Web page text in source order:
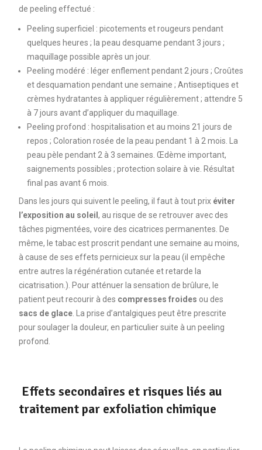
de peeling effectué :
Peeling superficiel : picotements et rougeurs pendant
quelques heures ; la peau desquame pendant 3 jours ;
maquillage possible après un jour.
Peeling modéré : léger enflement pendant 2 jours ; Croûtes
et desquamation pendant une semaine ; Antiseptiques et
crèmes hydratantes à appliquer régulièrement ; attendre 5
à 7 jours avant d’appliquer du maquillage.
Peeling profond : hospitalisation et au moins 21 jours de
repos ; Coloration rosée de la peau pendant 1 à 2 mois. La
peau pèle pendant 2 à 3 semaines. Œdème important,
saignements possibles ; protection solaire à vie. Résultat
final pas avant 6 mois.
Dans les jours qui suivent le peeling, il faut à tout prix éviter
l’exposition au soleil , au risque de se retrouver avec des
tâches pigmentées, voire des cicatrices permanentes. De
même, le tabac est proscrit pendant une semaine au moins,
à cause de ses effets pernicieux sur la peau (il empêche
entre autres la régénération cutanée et retarde la
cicatrisation.). Pour atténuer la sensation de brûlure, le
patient peut recourir à des compresses froides ou des
sacs de glace. La prise d’antalgiques peut être prescrite
pour soulager la douleur, en particulier suite à un peeling
profond.
Effets secondaires et risques liés au
traitement par exfoliation chimique